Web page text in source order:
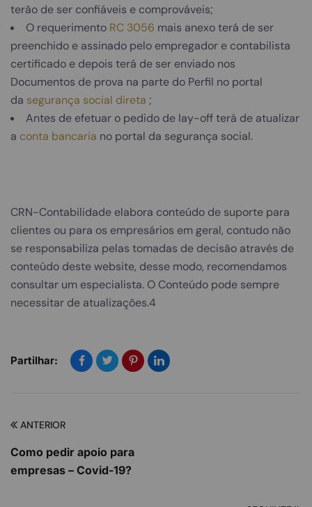
terão de ser confiáveis e comprováveis;
O requerimento RC 3056 mais anexo terá de ser
preenchido e assinado pelo empregador e contabilista
certificado e depois terá de ser enviado nos
Documentos de prova na parte do Perfil no portal
da segurança social direta ;
Antes de efetuar o pedido de lay-off terá de atualizar
a conta bancaria no portal da segurança social.
CRN-Contabilidade elabora conteúdo de suporte para
clientes ou para os empresários em geral, contudo não
se responsabiliza pelas tomadas de decisão através de
conteúdo deste website, desse modo, recomendamos
consultar um especialista. O Conteúdo pode sempre
necessitar de atualizações.4
Partilhar:
ANTERIOR
Como pedir apoio para
empresas – Covid-19?